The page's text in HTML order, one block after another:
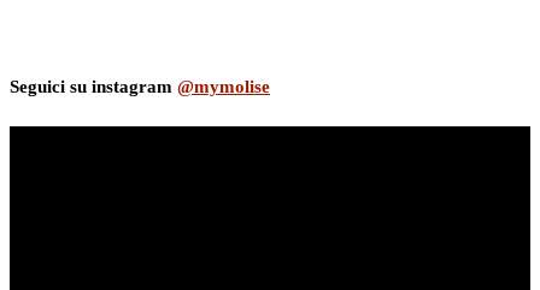
Seguici su instagram @mymolise